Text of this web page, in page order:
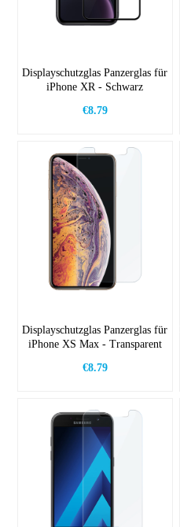
Displayschutzglas Panzerglas für
iPhone XR - Schwarz
€8.79
Displayschutzglas Panzerglas für
iPhone XS Max - Transparent
€8.79